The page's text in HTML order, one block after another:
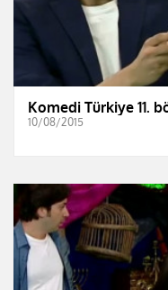
Komedi Türkiye 11.
10/08/2015